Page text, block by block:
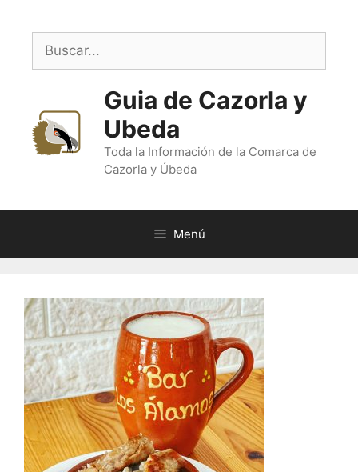
contenido
Buscar:
Guia de Cazorla y
Ubeda
Toda la Información de la Comarca de
Cazorla y Úbeda
Menú